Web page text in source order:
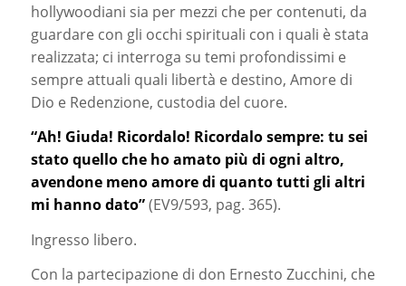
hollywoodiani sia per mezzi che per contenuti, da
guardare con gli occhi spirituali con i quali è stata
realizzata; ci interroga su temi profondissimi e
sempre attuali quali libertà e destino, Amore di
Dio e Redenzione, custodia del cuore.
“Ah! Giuda! Ricordalo! Ricordalo sempre: tu sei
stato quello che ho amato più di ogni altro,
avendone meno amore di quanto tutti gli altri
mi hanno dato”(EV9/593, pag. 365).
Ingresso libero.
Con la partecipazione di don Ernesto Zucchini, che